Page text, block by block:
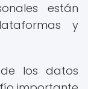
están
y
de los datos